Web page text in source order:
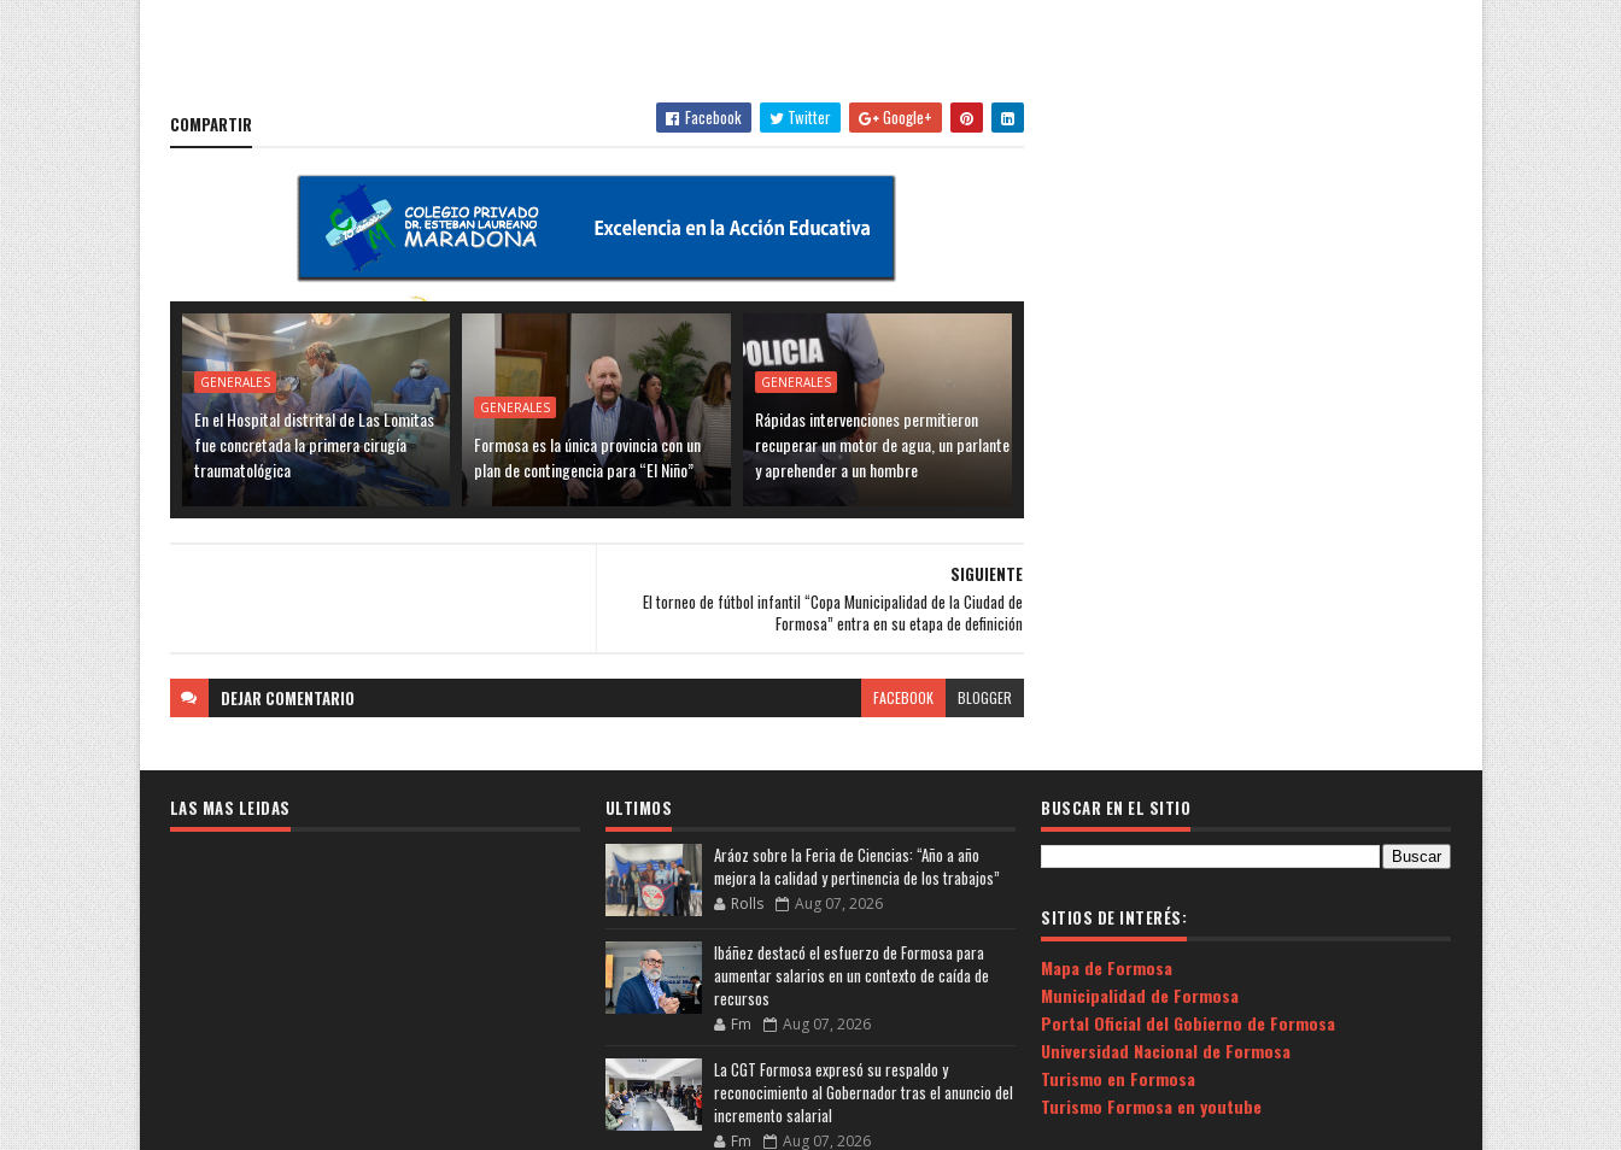
COMPARTIR Facebook Twitter Google+
GENERALES
En el Hospital distrital de Las Lomitas
fue concretada la primera cirugía
traumatológica
GENERALES
Formosa es la única provincia con un
plan de contingencia para “El Niño”
GENERALES
Rápidas intervenciones permitieron
recuperar un motor de agua, un parlante
y aprehender a un hombre
SIGUIENTE
El torneo de fútbol infantil “Copa Municipalidad de la Ciudad de
Formosa” entra en su etapa de definición
DEJAR COMENTARIO FACEBOOK BLOGGER
LAS MAS LEIDAS
ULTIMOS
Aráoz sobre la Feria de Ciencias: “Año a año
mejora la calidad y pertinencia de los trabajos”
Rolls Aug 07, 2026
Ibáñez destacó el esfuerzo de Formosa para
aumentar salarios en un contexto de caída de
recursos
Fm Aug 07, 2026
La CGT Formosa expresó su respaldo y
reconocimiento al Gobernador tras el anuncio del
incremento salarial
Fm Aug 07, 2026
BUSCAR EN EL SITIO
SITIOS DE INTERÉS:
Mapa de Formosa
Municipalidad de Formosa
Portal Oficial del Gobierno de Formosa
Universidad Nacional de Formosa
Turismo en Formosa
Turismo Formosa en youtube